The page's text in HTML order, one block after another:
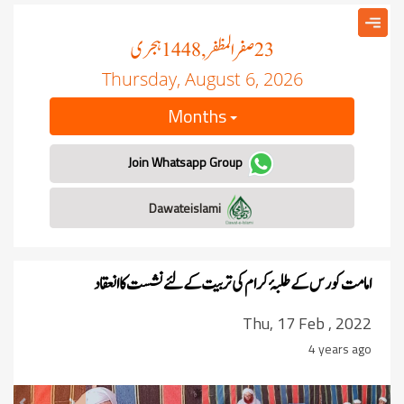
23صفر المظفر, 1448 ہجری
Thursday, August 6, 2026
Months
Join Whatsapp Group
امامت کورس کے طلبۂ کرام کی تربیت کے لئے نشست کا انعقاد
Thu, 17 Feb , 2022
4 years ago
Next